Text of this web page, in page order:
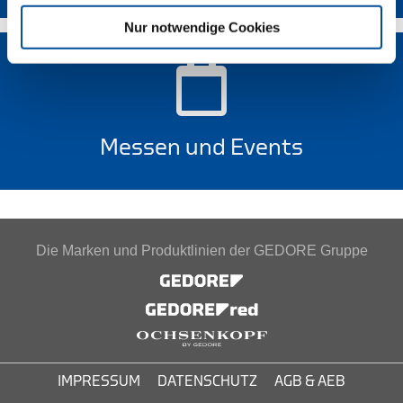
Nur notwendige Cookies
Messen und Events
Die Marken und Produktlinien der GEDORE Gruppe
IMPRESSUM DATENSCHUTZ AGB & AEB